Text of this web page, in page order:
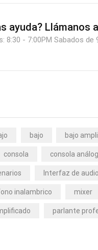
ayuda? Llámanos
8:30 - 7:00PM Sabados de
bajo bajo
consola consola
Interfaz de audio
inalambrico mixer
parlante